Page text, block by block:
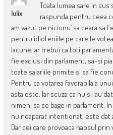
Iulix
Toata lumea sare in sus
raspunda pentru ceea
am vazut pe niciunu’ sa ceara sa
pentru idioteniile pe care le
lacune, ar trebui ca toti
fie exclusi din parlament, sa-si
toate salariile primite si sa fie
Pentru ca votarea favorabila a
asta este. Iar scuza ca nu si-au
nimeni sa se bage in parlament.
nu neaparat intentionat, este dat
Dar cei care provoaca haosul